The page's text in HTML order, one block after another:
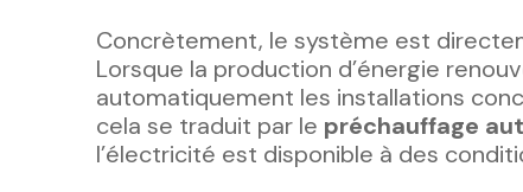
Concrètement, le système est
Lorsque la production d’énergie
automatiquement les installations
cela se traduit par le préchauffage
l’électricité est disponible à des